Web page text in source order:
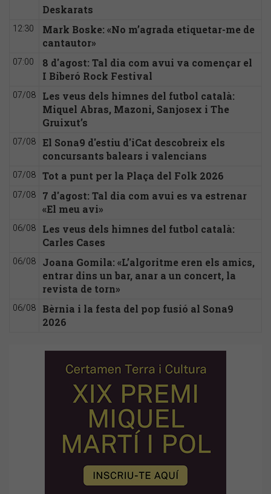
Deskarats
12:30
Mark Boske: «No m’agrada etiquetar-me de
cantautor»
07:00
8 d'agost: Tal dia com avui va començar el
I Biberó Rock Festival
07/08
Les veus dels himnes del futbol català:
Miquel Abras, Mazoni, Sanjosex i The
Gruixut’s
07/08
El Sona9 d'estiu d'iCat descobreix els
concursants balears i valencians
07/08 Tot a punt per la Plaça del Folk 2026
07/08
7 d'agost: Tal dia com avui es va estrenar
«El meu avi»
06/08
Les veus dels himnes del futbol català:
Carles Cases
06/08
Joana Gomila: «L’algoritme eren els amics,
entrar dins un bar, anar a un concert, la
revista de torn»
06/08
Bèrnia i la festa del pop fusió al Sona9
2026